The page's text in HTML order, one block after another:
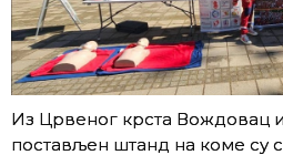
Из Црвеног крста Вождовац
постављен штанд на коме су